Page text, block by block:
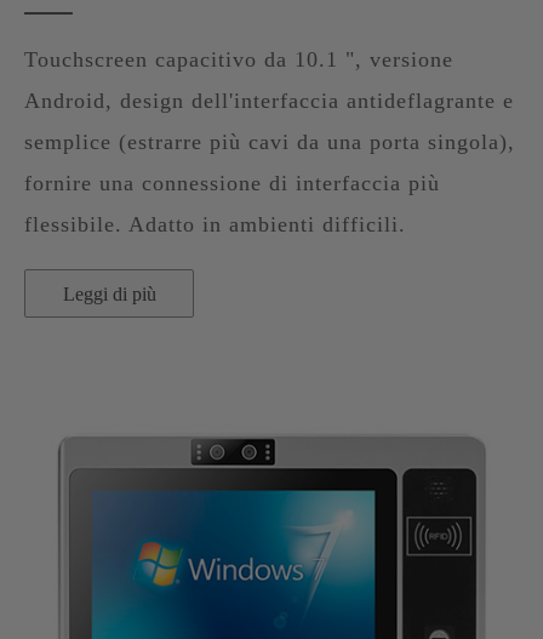
Touchscreen capacitivo da 10.1 ", versione
Android, design dell'interfaccia antideflagrante e
semplice (estrarre più cavi da una porta singola),
fornire una connessione di interfaccia più
flessibile. Adatto in ambienti difficili.
Leggi di più